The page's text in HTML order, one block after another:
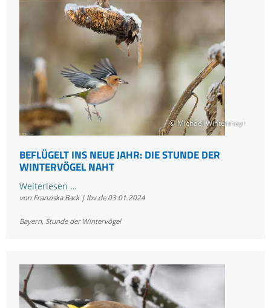
Tag
1:
Kohlmeise
fordert
Amsel
heraus,
neue
Gäste
aus
dem
Norden
und
Zugverhalten
© Michael Wintermayr
BEFLÜGELT INS NEUE JAHR: DIE STUNDE DER
WINTERVÖGEL NAHT
Weiterlesen …
ins
der
Wintervögel
naht
von Franziska Back | lbv.de 03.01.2024
Bayern, Stunde der Wintervögel